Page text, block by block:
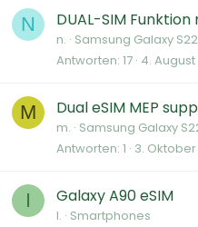
N DUAL-SIM
n. Samsung Galaxy
Antworten 17 4.
M Dual eSIM MEP
m. Samsung Galaxy
Antworten 1 3.
I Galaxy A90 eSIM
I. Smartphones